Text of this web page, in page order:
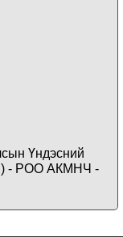
Үндэсний
- РОО АКМНЧ -